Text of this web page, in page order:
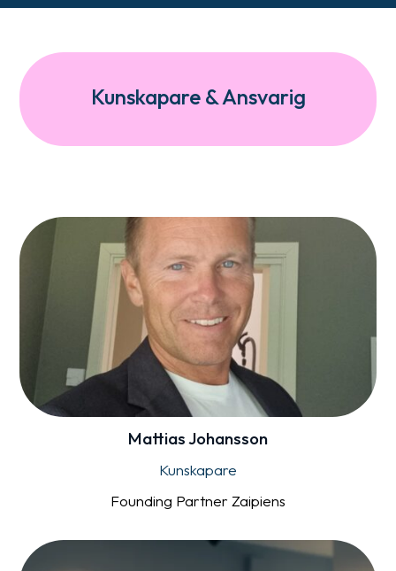
Kunskapare & Ansvarig
Mattias Johansson
Kunskapare
Founding Partner Zaipiens